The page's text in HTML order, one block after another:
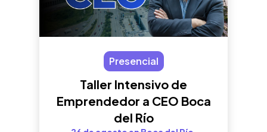
Presencial
Taller Intensivo de
Emprendedor a CEO Boca
del Río